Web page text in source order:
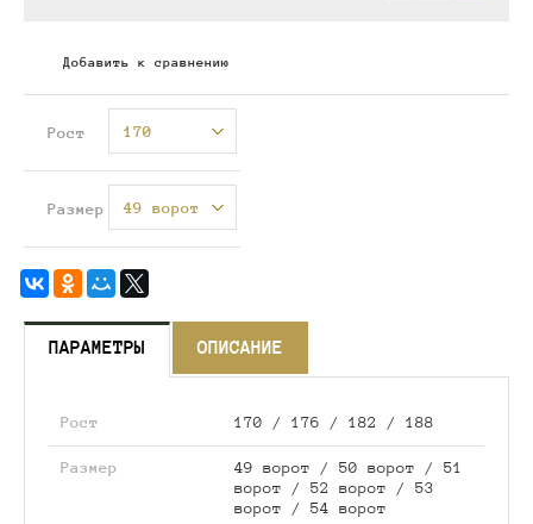
Добавить к сравнению
Рост 170
Размер 49 ворот
ПАРАМЕТРЫ ОПИСАНИЕ
Рост 170 / 176 / 182 / 188
Размер
49 ворот / 50 ворот / 51
ворот / 52 ворот / 53
ворот / 54 ворот